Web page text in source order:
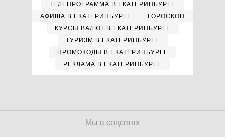
ТЕЛЕПРОГРАММА В ЕКАТЕРИНБУРГЕ
АФИША В ЕКАТЕРИНБУРГЕ
ГОРОСКОП
КУРСЫ ВАЛЮТ В ЕКАТЕРИНБУРГЕ
ТУРИЗМ В ЕКАТЕРИНБУРГЕ
ПРОМОКОДЫ В ЕКАТЕРИНБУРГЕ
РЕКЛАМА В ЕКАТЕРИНБУРГЕ
Мы в соцсетях